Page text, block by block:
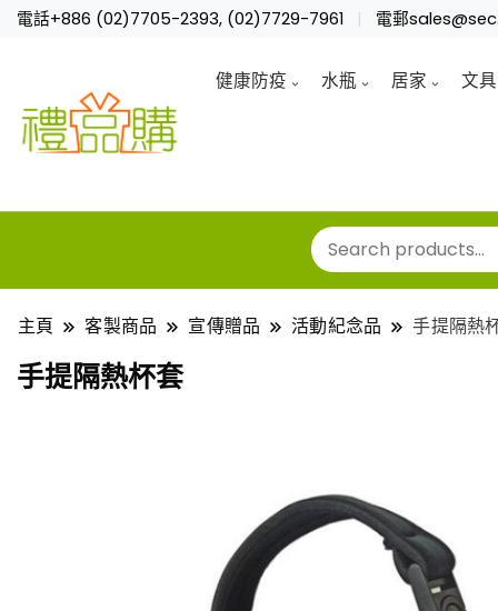
電話+886 (02)7705-2393, (02)7729-7961 電郵
健康防疫 水瓶 居家 文具
主頁 客製商品 宣傳贈品 活動紀念品 手提隔熱
手提隔熱杯套